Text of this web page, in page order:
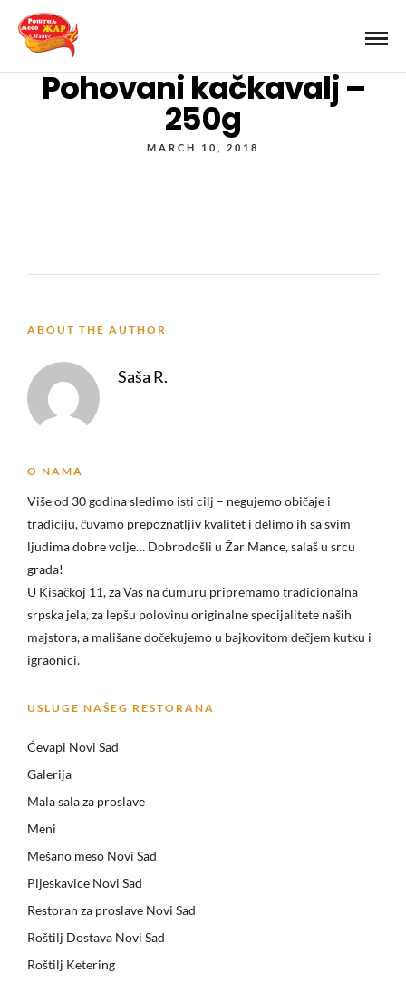
Pohovani kačkavalj –
250g
MARCH 10, 2018
ABOUT THE AUTHOR
Saša R.
O NAMA
Više od 30 godina sledimo isti cilj – negujemo običaje i
tradiciju, čuvamo prepoznatljiv kvalitet i delimo ih sa svim
ljudima dobre volje… Dobrodošli u Žar Mance, salaš u srcu
grada!
U Kisačkoj 11, za Vas na ćumuru pripremamo tradicionalna
srpska jela, za lepšu polovinu originalne specijalitete naših
majstora, a mališane dočekujemo u bajkovitom dečjem kutku i
igraonici.
USLUGE NAŠEG RESTORANA
Ćevapi Novi Sad
Galerija
Mala sala za proslave
Meni
Mešano meso Novi Sad
Pljeskavice Novi Sad
Restoran za proslave Novi Sad
Roštilj Dostava Novi Sad
Roštilj Ketering